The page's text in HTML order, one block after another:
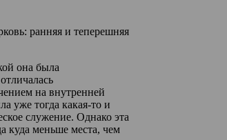
ранняя и теперешняя
она была
на внутренней
уже тогда какая-то и
служение. Однако эта
куда меньше места, чем